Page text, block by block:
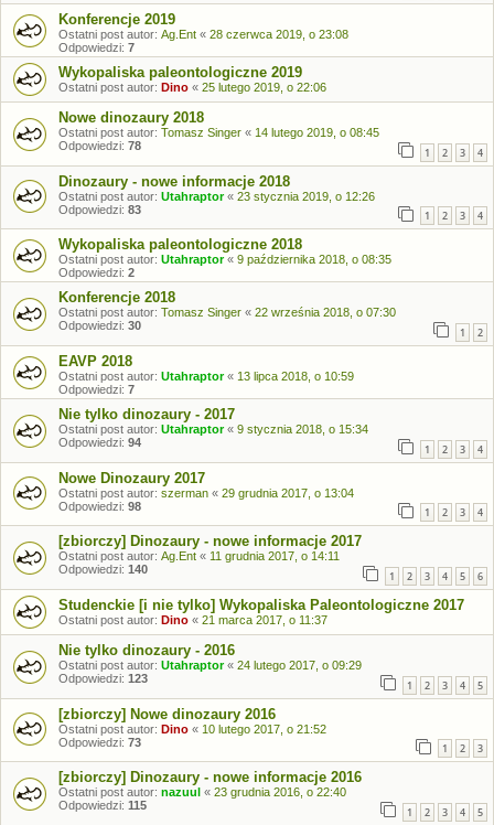
Konferencje 2019
Ostatni post autor: Ag.Ent « 28 czerwca 2019, o 23:08
Odpowiedzi: 7
Wykopaliska paleontologiczne 2019
Ostatni post autor: Dino « 25 lutego 2019, o 22:06
Nowe dinozaury 2018
Ostatni post autor: Tomasz Singer « 14 lutego 2019, o 08:45
Odpowiedzi: 78 1 2 3 4
Dinozaury - nowe informacje 2018
Ostatni post autor: Utahraptor« 23 stycznia 2019, o 12:26
Odpowiedzi: 83 1 2 3 4
Wykopaliska paleontologiczne 2018
Ostatni post autor: Utahraptor« 9 października 2018, o 08:35
Odpowiedzi: 2
Konferencje 2018
Ostatni post autor: Tomasz Singer « 22 września 2018, o 07:30
Odpowiedzi: 30 1 2
EAVP 2018
Ostatni post autor: Utahraptor« 13 lipca 2018, o 10:59
Odpowiedzi: 7
Nie tylko dinozaury - 2017
Ostatni post autor: Utahraptor« 9 stycznia 2018, o 15:34
Odpowiedzi: 94 1 2 3 4
Nowe Dinozaury 2017
Ostatni post autor: szerman « 29 grudnia 2017, o 13:04
Odpowiedzi: 98 1 2 3 4
[zbiorczy] Dinozaury - nowe informacje 2017
Ostatni post autor: Ag.Ent « 11 grudnia 2017, o 14:11
Odpowiedzi: 140 1 2 3 4 5 6
Studenckie [i nie tylko] Wykopaliska Paleontologiczne 2017
Ostatni post autor: Dino « 21 marca 2017, o 11:37
Nie tylko dinozaury - 2016
Ostatni post autor: Utahraptor« 24 lutego 2017, o 09:29
Odpowiedzi: 123 1 2 3 4 5
[zbiorczy] Nowe dinozaury 2016
Ostatni post autor: Dino « 10 lutego 2017, o 21:52
Odpowiedzi: 73 1 2 3
[zbiorczy] Dinozaury - nowe informacje 2016
Ostatni post autor: nazuul « 23 grudnia 2016, o 22:40
Odpowiedzi: 115 1 2 3 4 5